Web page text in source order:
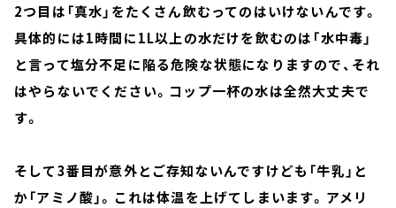
2つ目は「真水」をたくさん飲むってのはいけないんです。
具体的には1時間に1L以上の水だけを飲むのは「水中毒」
と言って塩分不足に陥る危険な状態になりますので、それ
はやらないでください。コップ一杯の水は全然大丈夫で
す。
そして3番目が意外とご存知ないんですけども「牛乳」と
か「アミノ酸」。これは体温を上げてしまいます。アメリ